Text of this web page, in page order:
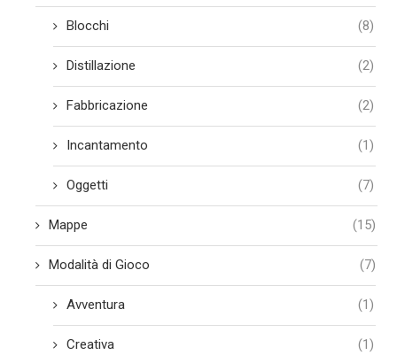
Blocchi (8)
Distillazione (2)
Fabbricazione (2)
Incantamento (1)
Oggetti (7)
Mappe (15)
Modalità di Gioco (7)
Avventura (1)
Creativa (1)